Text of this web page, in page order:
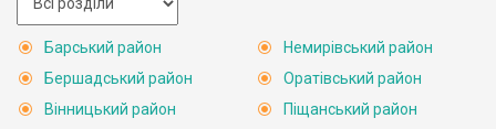
Барський район
Бершадський район
Вінницький район
Немирівський район
Оратівський район
Піщанський район